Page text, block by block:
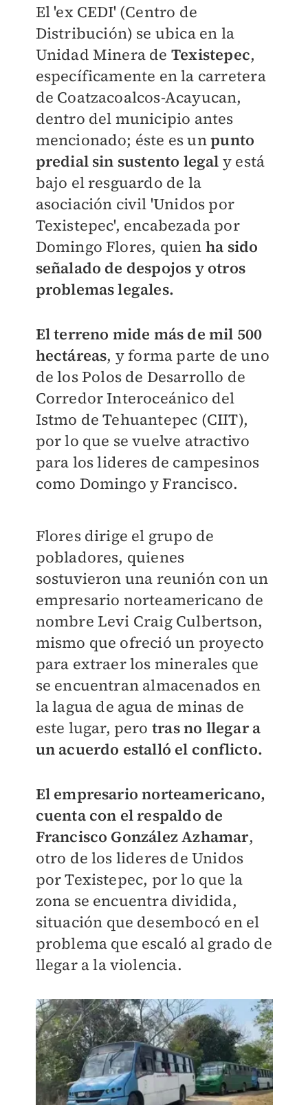
El 'ex CEDI' (Centro de
Distribución) se ubica en la
Unidad Minera de Texistepec,
específicamente en la carretera
de Coatzacoalcos-Acayucan,
dentro del municipio antes
mencionado; éste es unpunto
predial sin sustento legal y está
bajo el resguardo de la
asociación civil 'Unidos por
Texistepec', encabezada por
Domingo Flores, quien ha sido
señalado de despojos y otros
problemas legales.
El terreno mide más de mil 500
hectáreas, y forma parte de uno
de los Polos de Desarrollo de
Corredor Interoceánico del
Istmo de Tehuantepec (CIIT),
por lo que se vuelve atractivo
para los lideres de campesinos
como Domingo y Francisco.
Flores dirige el grupo de
pobladores, quienes
sostuvieron una reunión con un
empresario norteamericano de
nombre Levi Craig Culbertson,
mismo que ofreció un proyecto
para extraer los minerales que
se encuentran almacenados en
la lagua de agua de minas de
este lugar, pero tras no llegar a
un acuerdo estalló el conflicto.
El empresario norteamericano,
cuenta con el respaldo de
Francisco González Azhamar,
otro de los lideres de Unidos
por Texistepec, por lo que la
zona se encuentra dividida,
situación que desembocó en el
problema que escaló al grado de
llegar a la violencia.